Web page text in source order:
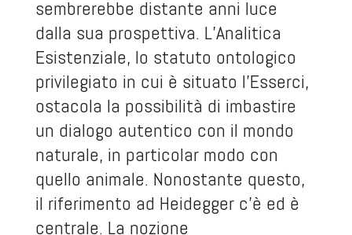
sembrerebbe distante anni luce
dalla sua prospettiva. L’Analitica
Esistenziale, lo statuto ontologico
privilegiato in cui è situato l’Esserci,
ostacola la possibilità di imbastire
un dialogo autentico con il mondo
naturale, in particolar modo con
quello animale. Nonostante questo,
il riferimento ad Heidegger c’è ed è
centrale. La nozione